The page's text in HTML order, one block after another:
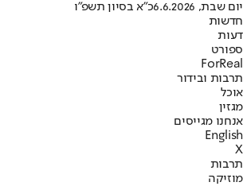
יום שבת, 6.6.2026
כ"א בסיון תשפ"ו
חדשות
דעות
ספורט
ForReal
תרבות ובידור
אוכל
מגזין
אנחנו מגייסים
English
X
תרבות
מוזיקה